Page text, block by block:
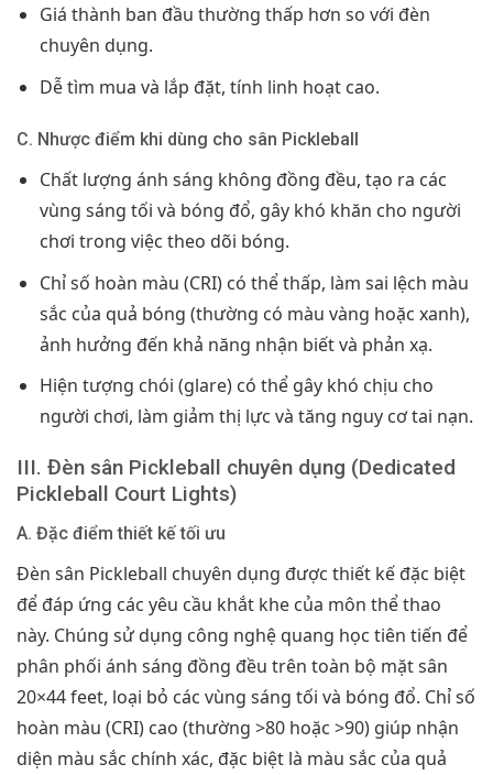
Giá thành ban đầu thường thấp hơn so với đèn
chuyên dụng.
Dễ tìm mua và lắp đặt, tính linh hoạt cao.
C. Nhược điểm khi dùng cho sân Pickleball
Chất lượng ánh sáng không đồng đều, tạo ra các
vùng sáng tối và bóng đổ, gây khó khăn cho người
chơi trong việc theo dõi bóng.
Chỉ số hoàn màu (CRI) có thể thấp, làm sai lệch màu
sắc của quả bóng (thường có màu vàng hoặc xanh),
ảnh hưởng đến khả năng nhận biết và phản xạ.
Hiện tượng chói (glare) có thể gây khó chịu cho
người chơi, làm giảm thị lực và tăng nguy cơ tai nạn.
III. Đèn sân Pickleball chuyên dụng (Dedicated
Pickleball Court Lights)
A. Đặc điểm thiết kế tối ưu
Đèn sân Pickleball chuyên dụng được thiết kế đặc biệt
để đáp ứng các yêu cầu khắt khe của môn thể thao
này. Chúng sử dụng công nghệ quang học tiên tiến để
phân phối ánh sáng đồng đều trên toàn bộ mặt sân
20×44 feet, loại bỏ các vùng sáng tối và bóng đổ. Chỉ số
hoàn màu (CRI) cao (thường >80 hoặc >90) giúp nhận
diện màu sắc chính xác, đặc biệt là màu sắc của quả